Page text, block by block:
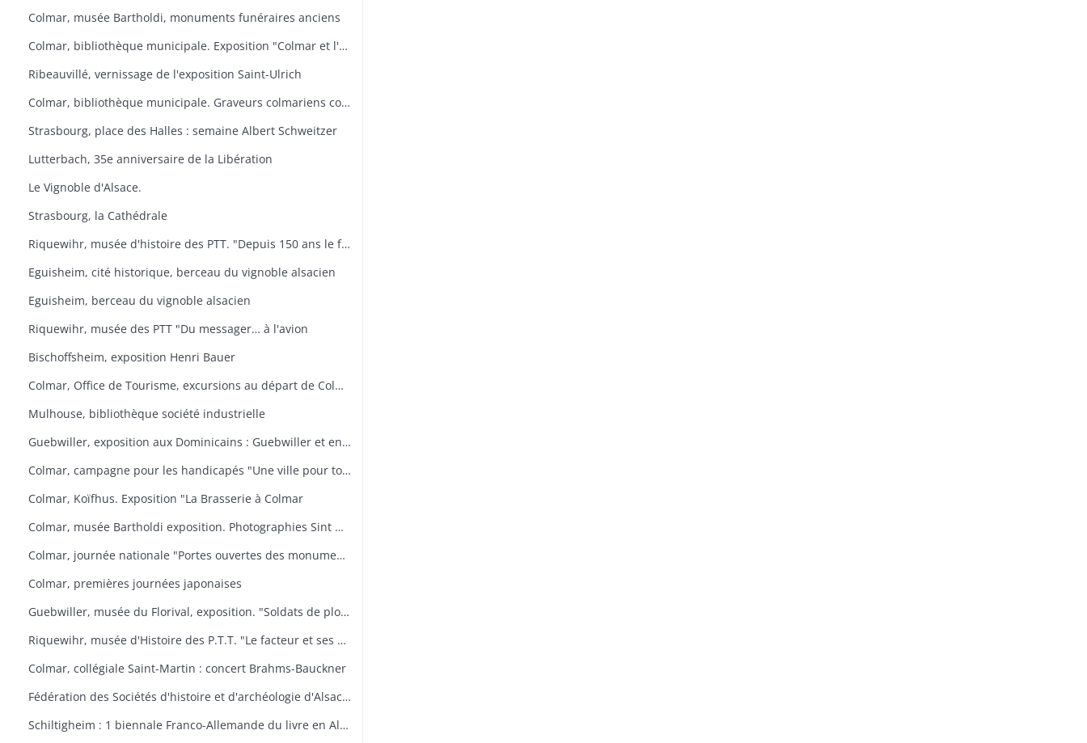
Colmar, musée Bartholdi, monuments funéraires anciens
Colmar, bibliothèque municipale. Exposition "Colmar et l'Ex-lbiris
Ribeauvillé, vernissage de l'exposition Saint-Ulrich
Colmar, bibliothèque municipale. Graveurs colmariens contemporains
Strasbourg, place des Halles : semaine Albert Schweitzer
Lutterbach, 35e anniversaire de la Libération
Le Vignoble d'Alsace.
Strasbourg, la Cathédrale
Riquewihr, musée d'histoire des PTT. "Depuis 150 ans le facteur de campagne
Eguisheim, cité historique, berceau du vignoble alsacien
Eguisheim, berceau du vignoble alsacien
Riquewihr, musée des PTT "Du messager… à l'avion
Bischoffsheim, exposition Henri Bauer
Colmar, Office de Tourisme, excursions au départ de Colmar
Mulhouse, bibliothèque société industrielle
Guebwiller, exposition aux Dominicains : Guebwiller et environs
Colmar, campagne pour les handicapés "Une ville pour tous
Colmar, Koïfhus. Exposition "La Brasserie à Colmar
Colmar, musée Bartholdi exposition. Photographies Sint Niklaas
Colmar, journée nationale "Portes ouvertes des monuments historiques" (organisée par l'AREHC et le lycée Bartholdi)
Colmar, premières journées japonaises
Guebwiller, musée du Florival, exposition. "Soldats de plomb
Riquewihr, musée d'Histoire des P.T.T. "Le facteur et ses métamorphoses
Colmar, collégiale Saint-Martin : concert Brahms-Bauckner
Fédération des Sociétés d'histoire et d'archéologie d'Alsace : les monuments ruraux d'Alsace
Schiltigheim : 1 biennale Franco-Allemande du livre en Alsace